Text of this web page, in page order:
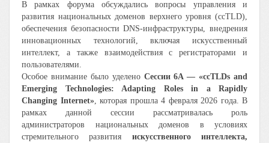
В рамках форума обсуждались вопросы управления и
развития национальных доменов верхнего уровня (ccTLD),
обеспечения безопасности DNS-инфраструктуры, внедрения
инновационных технологий, включая искусственный
интеллект, а также взаимодействия с регистраторами и
пользователями.
Особое внимание было уделено Сессии 6A — «ccTLDs and
Emerging Technologies: Adapting Roles in a Rapidly
Changing Internet», которая прошла 4 февраля 2026 года. В
рамках данной сессии рассматривалась роль
администраторов национальных доменов в условиях
стремительного развития искусственного интеллекта,